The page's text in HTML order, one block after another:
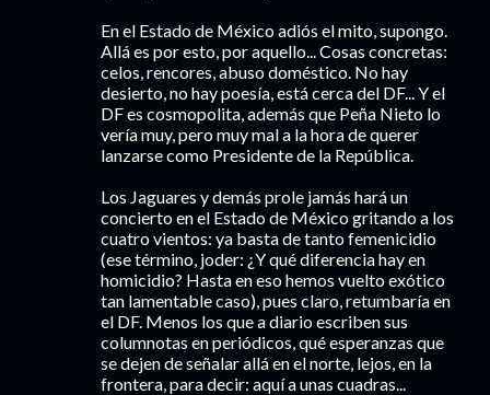
En el Estado de México adiós el mito, supongo.
Allá es por esto, por aquello... Cosas concretas:
celos, rencores, abuso doméstico. No hay
desierto, no hay poesía, está cerca del DF... Y el
DF es cosmopolita, además que Peña Nieto lo
vería muy, pero muy mal a la hora de querer
lanzarse como Presidente de la República.
Los Jaguares y demás prole jamás hará un
concierto en el Estado de México gritando a los
cuatro vientos: ya basta de tanto femenicidio
(ese término, joder: ¿Y qué diferencia hay en
homicidio? Hasta en eso hemos vuelto exótico
tan lamentable caso), pues claro, retumbaría en
el DF. Menos los que a diario escriben sus
columnotas en periódicos, qué esperanzas que
se dejen de señalar allá en el norte, lejos, en la
frontera, para decir: aquí a unas cuadras...